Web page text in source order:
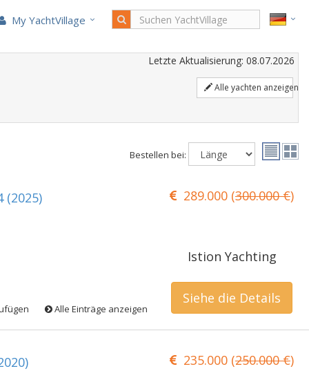
My YachtVillage
Alle yachten anzeigen
Letzte Aktualisierung: 08.07.2026
Bestellen bei:
(2025) 289.000 (300.000 €)
Alle Einträge anzeigen
Istion Yachting
Siehe die Details
235.000 (250.000 €)